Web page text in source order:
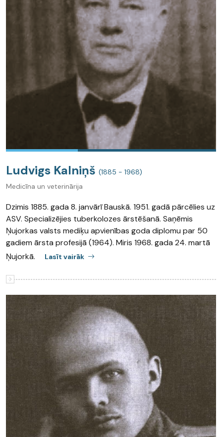
Ludvigs Kalniņš (1885 - 1968)
Medicīna un veterinārija
Dzimis 1885. gada 8. janvārī Bauskā. 1951. gadā pārcēlies uz
ASV. Specializējies tuberkolozes ārstēšanā. Saņēmis
Ņujorkas valsts mediķu apvienības goda diplomu par 50
gadiem ārsta profesijā (1964). Miris 1968. gada 24. martā
Ņujorkā.
Lasīt vairāk